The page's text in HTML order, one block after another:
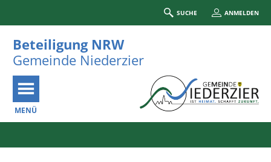
SUCHE ANMELDEN
Beteiligung NRW
Gemeinde Niederzier
MENÜ